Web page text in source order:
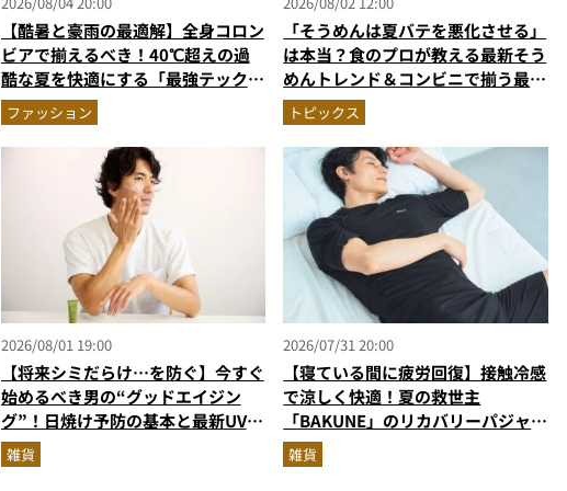
【酷暑と豪雨の最適解】全身コロン
ビアで揃えるべき！40℃超えの過
酷な夏を快適にする「最強テックウ
エア」セットアップ
ファッション
「そうめんは夏バテを悪化させる」
は本当？食のプロが教える最新そう
めんトレンド＆コンビニで揃う最強
の“夏バテ撃退飯”
トピックス
2026/08/01 19:00
【将来シミだらけ…を防ぐ】今すぐ
始めるべき男の“グッドエイジン
グ”！日焼け予防の基本と最新UVア
イテムを美容家＆ブランド代表がプ
ロ目線で指南／大人の価値向上研究
雑貨
2026/07/31 20:00
【寝ている間に疲労回復】接触冷感
で涼しく快適！夏の救世主
「BAKUNE」のリカバリーパジャマ
が優秀すぎる
雑貨